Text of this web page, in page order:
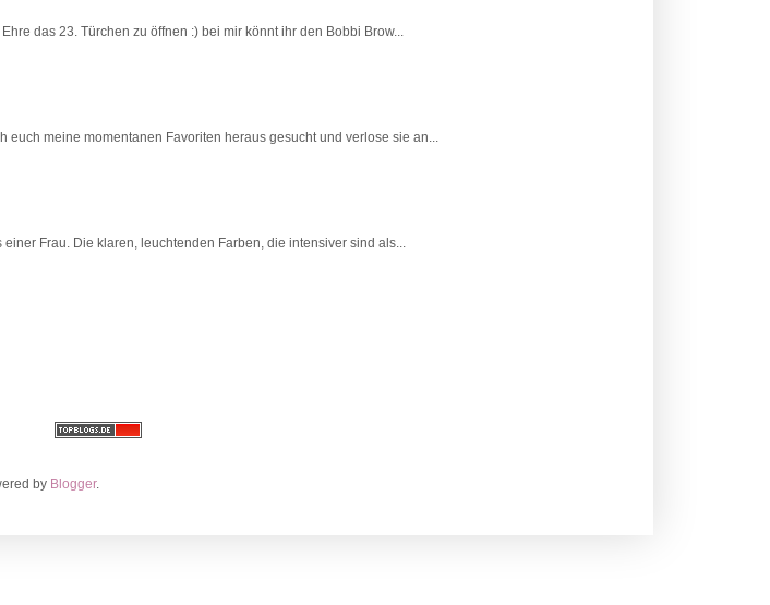
das 23. Türchen zu öffnen :) bei mir könnt ihr den Bobbi Brow...
meine momentanen Favoriten heraus gesucht und verlose sie an...
Frau. Die klaren, leuchtenden Farben, die intensiver sind als...
by Blogger.